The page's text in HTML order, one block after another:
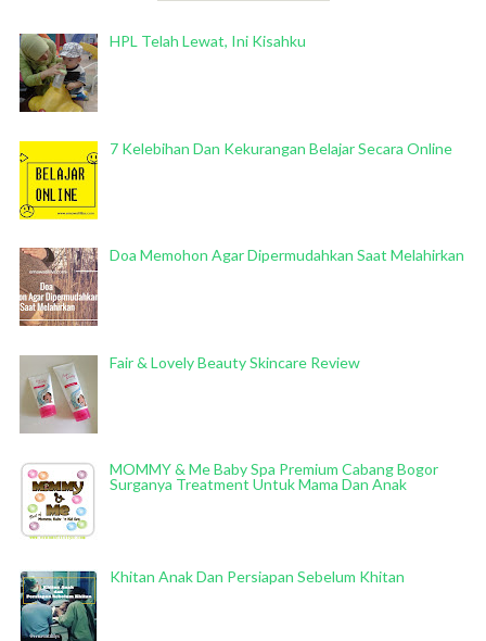
HPL Telah Lewat, Ini Kisahku
7 Kelebihan Dan Kekurangan Belajar Secara Online
Doa Memohon Agar Dipermudahkan Saat Melahirkan
Fair & Lovely Beauty Skincare Review
MOMMY & Me Baby Spa Premium Cabang Bogor
Surganya Treatment Untuk Mama Dan Anak
Khitan Anak Dan Persiapan Sebelum Khitan